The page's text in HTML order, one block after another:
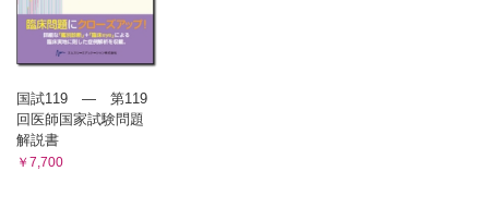
国試119 ― 第119
回医師国家試験問題
解説書
￥7,700